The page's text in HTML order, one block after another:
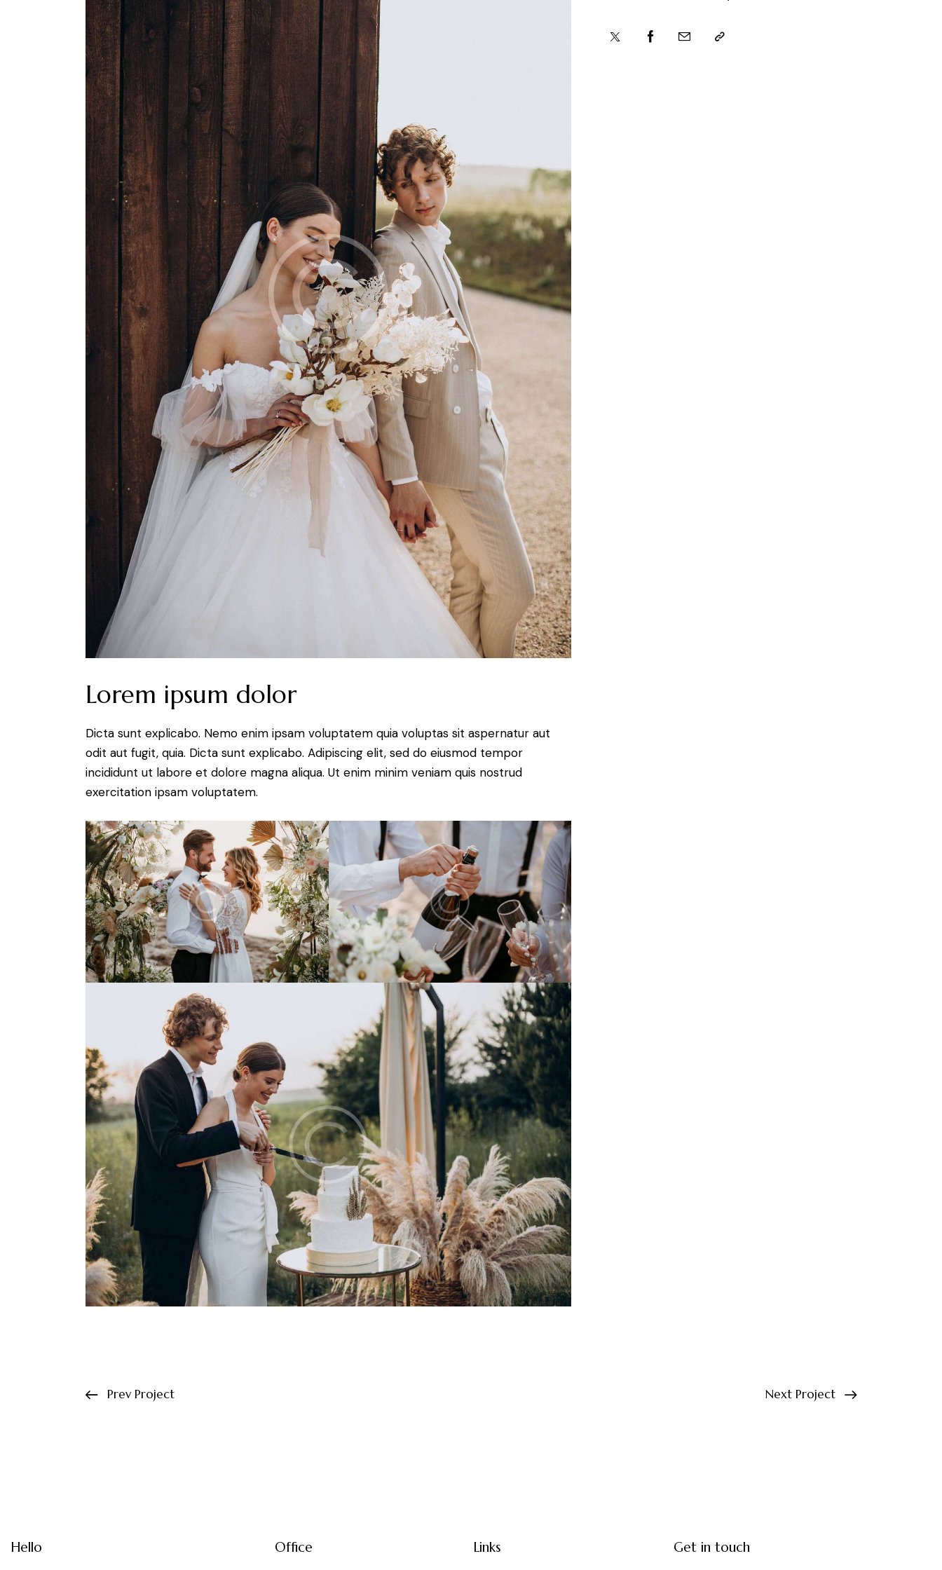
Lorem ipsum dolor
Dicta sunt explicabo. Nemo enim ipsam voluptatem quia voluptas sit aspernatur aut
odit aut fugit, quia. Dicta sunt explicabo. Adipiscing elit, sed do eiusmod tempor
incididunt ut labore et dolore magna aliqua. Ut enim minim veniam quis nostrud
exercitation ipsam voluptatem.
Prev Project Next Project
Hello Office Links Get in touch